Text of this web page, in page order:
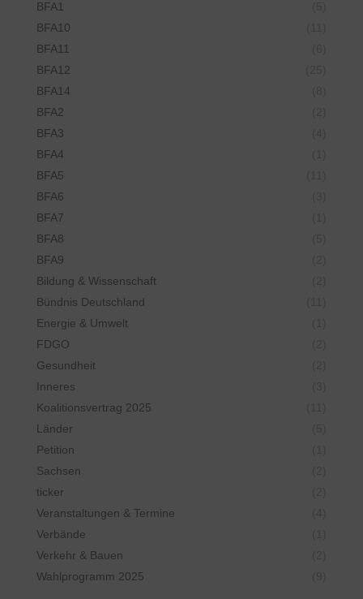
BFA1
BFA10
BFA11
BFA12
BFA14
BFA2
BFA3
BFA4
BFA5
BFA6
BFA7
BFA8
BFA9
Bildung & Wissenschaft
Bündnis Deutschland
Energie & Umwelt
FDGO
Gesundheit
Inneres
Koalitionsvertrag 2025
Länder
Petition
Sachsen
ticker
Veranstaltungen & Termine
Verbände
Verkehr & Bauen
Wahlprogramm 2025